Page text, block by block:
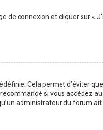
de connexion et cliquer sur «
Cela permet d’éviter
si vous accédez
administrateur du forum